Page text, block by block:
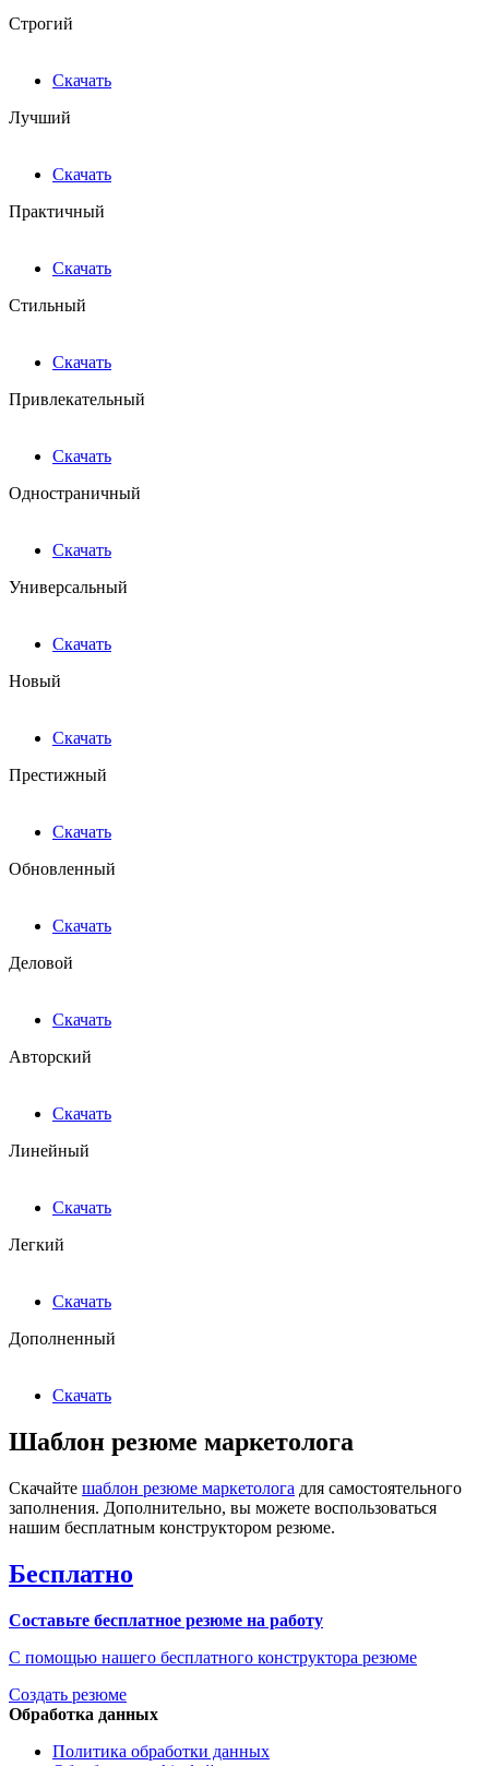
Строгий
Скачать
Лучший
Скачать
Практичный
Скачать
Стильный
Скачать
Привлекательный
Скачать
Одностраничный
Скачать
Универсальный
Скачать
Новый
Скачать
Престижный
Скачать
Обновленный
Скачать
Деловой
Скачать
Авторский
Скачать
Линейный
Скачать
Легкий
Скачать
Дополненный
Скачать
Шаблон резюме маркетолога
Скачайте шаблон резюме маркетолога для самостоятельного
заполнения. Дополнительно, вы можете воспользоваться
нашим бесплатным конструктором резюме.
Бесплатно
Составьте бесплатное резюме на работу
С помощью нашего бесплатного конструктора резюме
Создать резюме
Обработка данных
Политика обработки данных